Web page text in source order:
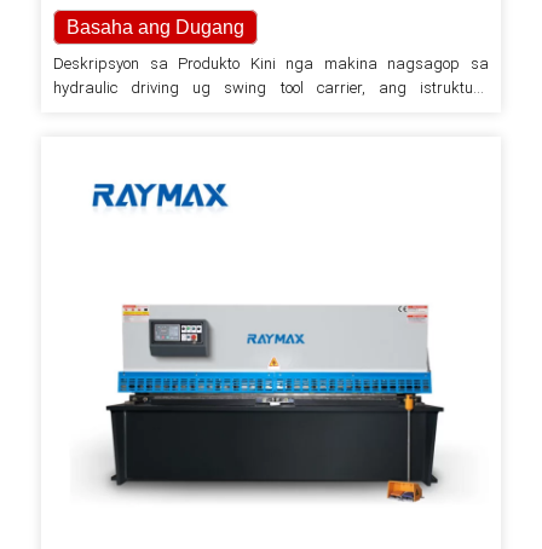
Basaha ang Dugang
Deskripsyon sa Produkto Kini nga makina nagsagop sa
hydraulic driving ug swing tool carrier, ang istruktura